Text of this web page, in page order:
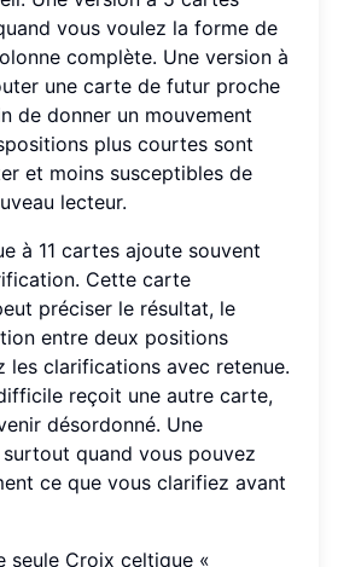
vous voulez la forme de
complète. Une version à
une carte de futur proche
de donner un mouvement
plus courtes sont
et moins susceptibles de
lecteur.
à 11 cartes ajoute souvent
Cette carte
préciser le résultat, le
entre deux positions
les clarifications avec retenue.
reçoit une autre carte,
désordonné. Une
quand vous pouvez
ce que vous clarifiez avant
seule Croix celtique «